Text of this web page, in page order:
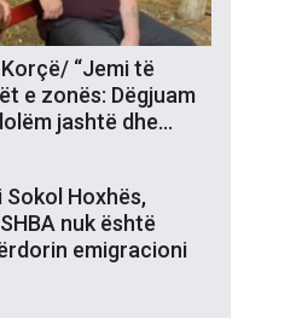
“Jemi të
e zonës: Dëgjuam
jashtë dhe…
Sokol Hoxhës,
nuk është
emigracioni